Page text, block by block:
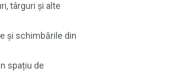
târguri și alte
și schimbările din
spațiu de